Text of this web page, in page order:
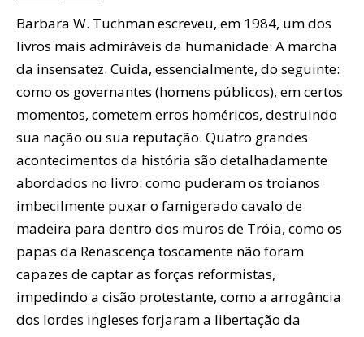
Barbara W. Tuchman escreveu, em 1984, um dos
livros mais admiráveis da humanidade: A marcha
da insensatez. Cuida, essencialmente, do seguinte:
como os governantes (homens públicos), em certos
momentos, cometem erros homéricos, destruindo
sua nação ou sua reputação. Quatro grandes
acontecimentos da história são detalhadamente
abordados no livro: como puderam os troianos
imbecilmente puxar o famigerado cavalo de
madeira para dentro dos muros de Tróia, como os
papas da Renascença toscamente não foram
capazes de captar as forças reformistas,
impedindo a cisão protestante, como a arrogância
dos lordes ingleses forjaram a libertação da